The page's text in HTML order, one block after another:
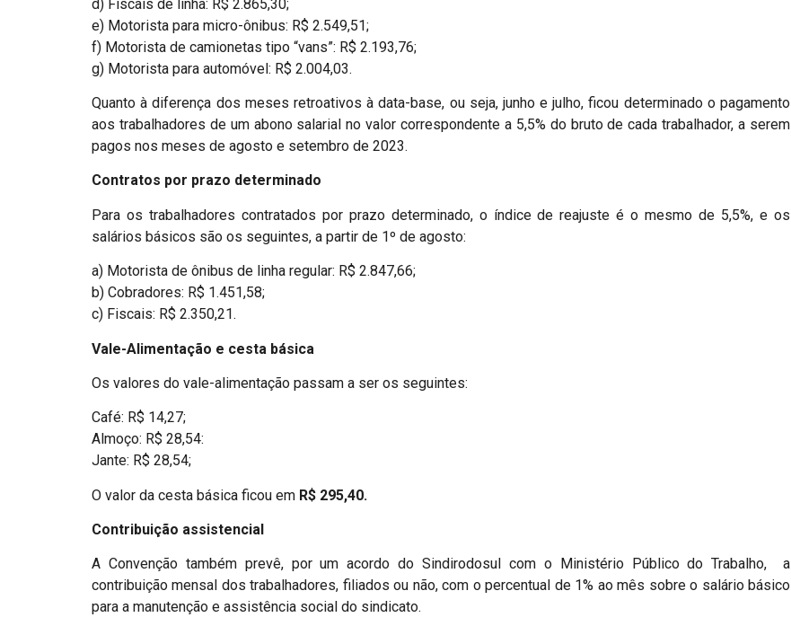
d) Fiscais de linha: R$ 2.865,30;
e) Motorista para micro-ônibus: R$ 2.549,51;
f) Motorista de camionetas tipo “vans”: R$ 2.193,76;
g) Motorista para automóvel: R$ 2.004,03.
Quanto à diferença dos meses retroativos à data-base, ou seja, junho e julho, ficou determinado o pagamento
aos trabalhadores de um abono salarial no valor correspondente a 5,5% do bruto de cada trabalhador, a serem
pagos nos meses de agosto e setembro de 2023.
Contratos por prazo determinado
Para os trabalhadores contratados por prazo determinado, o índice de reajuste é o mesmo de 5,5%, e os
salários básicos são os seguintes, a partir de 1º de agosto:
a) Motorista de ônibus de linha regular: R$ 2.847,66;
b) Cobradores: R$ 1.451,58;
c) Fiscais: R$ 2.350,21.
Vale-Alimentação e cesta básica
Os valores do vale-alimentação passam a ser os seguintes:
Café: R$ 14,27;
Almoço: R$ 28,54:
Jante: R$ 28,54;
O valor da cesta básica ficou em R$ 295,40.
Contribuição assistencial
A Convenção também prevê, por um acordo do Sindirodosul com o Ministério Público do Trabalho, a
contribuição mensal dos trabalhadores, filiados ou não, com o percentual de 1% ao mês sobre o salário básico
para a manutenção e assistência social do sindicato.